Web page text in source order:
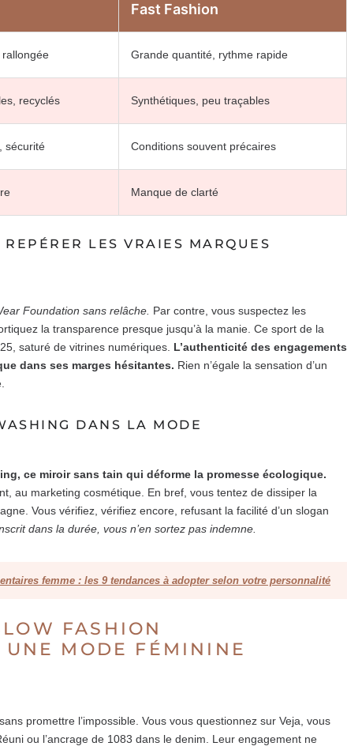
Fast Fashion
Grande quantité, rythme rapide
recyclés Synthétiques, peu traçables
sécurité Conditions souvent précaires
Manque de clarté
LES VRAIES MARQUES
Foundation sans relâche. Par contre, vous suspectez les
la transparence presque jusqu’à la manie. Ce sport de la
saturé de vitrines numériques. L’authenticité des engagements
dans ses marges hésitantes. Rien n’égale la sensation d’un
DANS LA MODE
ce miroir sans tain qui déforme la promesse écologique.
au marketing cosmétique. En bref, vous tentez de dissiper la
Vous vérifiez, vérifiez encore, refusant la facilité d’un slogan
dans la durée, vous n’en sortez pas indemne.
femme : les 9 tendances à adopter selon votre personnalité
FASHION
UNE MODE FÉMININE
promettre l’impossible. Vous vous questionnez sur Veja, vous
ou l’ancrage de 1083 dans le denim. Leur engagement ne